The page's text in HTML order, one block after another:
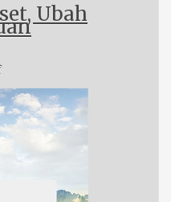
Ubah